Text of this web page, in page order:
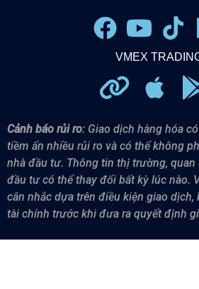
VMEX
Cảnh báo rủi ro: Giao dịch hàng hóa
tiềm ẩn nhiều rủi ro và có thể không
nhà đầu tư. Thông tin thị trường,
đầu tư có thể thay đổi bất kỳ lúc nào.
cân nhắc dựa trên điều kiện giao dịch,
tài chính trước khi đưa ra quyết định